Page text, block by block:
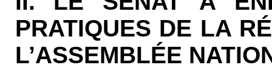
PRATIQUES DE LA
L’ASSEMBLÉE